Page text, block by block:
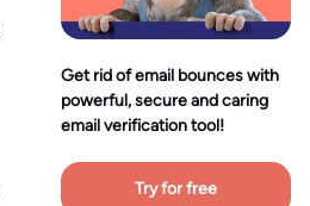
Get rid of email bounces with
powerful, secure and caring
email verification tool!
Try for free